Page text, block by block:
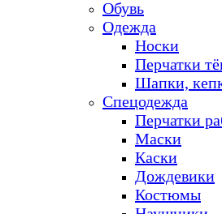
Обувь
Одежда
Носки
Перчатки
Шапки,
Спецодежда
Перчатки
Маски
Каски
Дождевики
Костюмы